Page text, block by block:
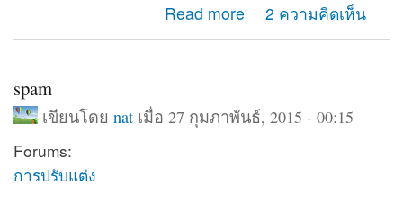
Read more 2 ความคิดเห็น
spam
เขียนโดย natเมื่อ 27 กุมภาพันธ์, 2015 - 00:15
Forums:
การปรับแต่ง